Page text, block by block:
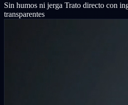
Sin humos ni jerga Trato directo con
transparentes